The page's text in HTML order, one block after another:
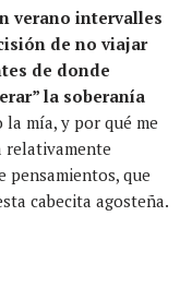
verano intervalles
de no viajar
de donde
la soberanía
la mía, y por qué me
relativamente
pensamientos, que
cabecita agosteña.